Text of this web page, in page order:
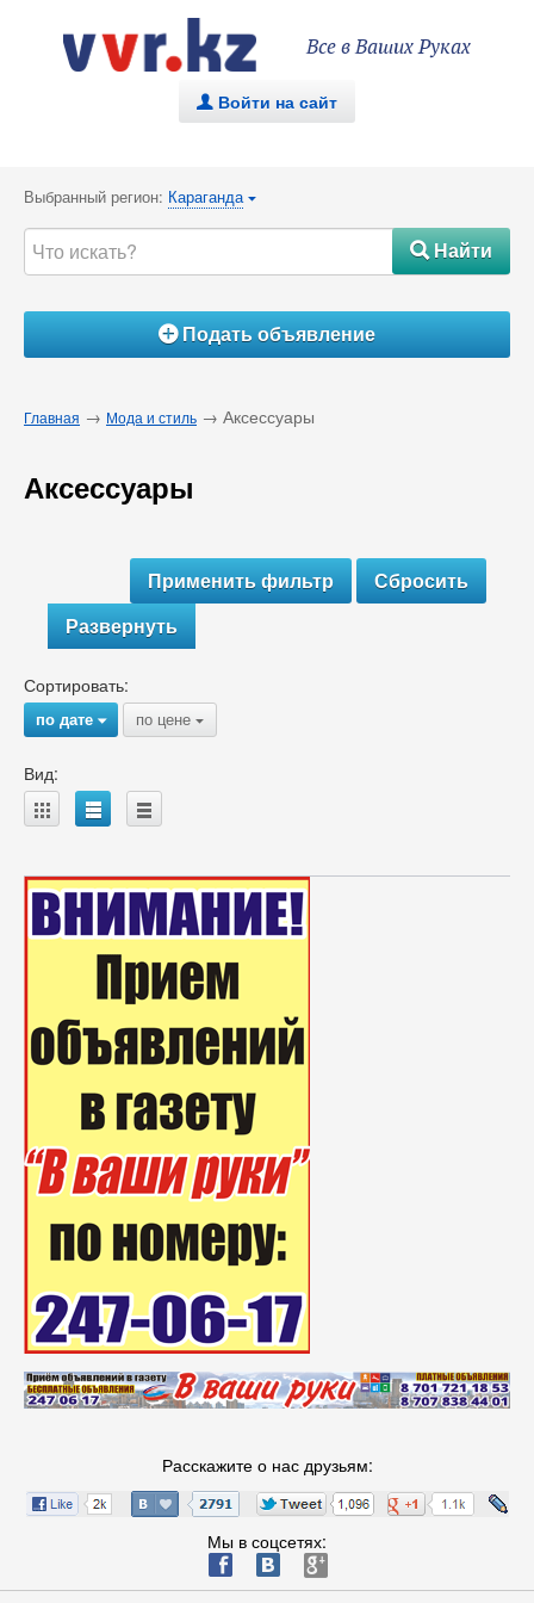
Все в Ваших Руках
. Войти на сайт
Выбранный регион: Караганда {
#Найти
ÁПодать объявление
Главная → Мода и стиль → Аксессуары
Аксессуары
Развернуть
Сортировать:
по дате{ по цене {
Вид:
A B C
Расскажите о нас друзьям:
Мы в соцсетях:
ä æ è